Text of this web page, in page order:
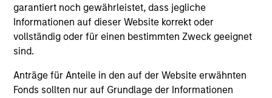
garantiert noch gewährleistet, dass jegliche
Informationen auf dieser Website korrekt oder
vollständig oder für einen bestimmten Zweck geeignet
sind.
Anträge für Anteile in den auf der Website erwähnten
Fonds sollten nur auf Grundlage der Informationen
Investment solutions